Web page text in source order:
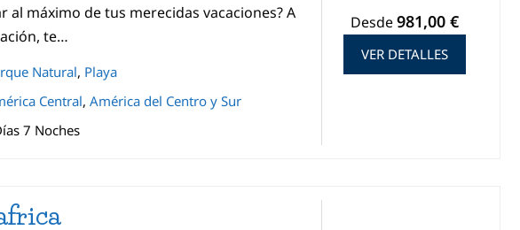
al máximo de tus merecidas vacaciones? A
te…
Natural, Playa
Central, América del Centro y Sur
7 Noches
Desde 981,00 €
VER DETALLES